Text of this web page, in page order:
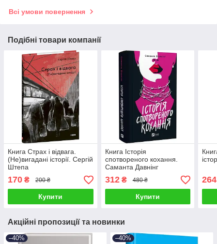
Всі умови повернення
Подібні товари компанії
Книга Страх і відвага.
(Не)вигадані історії. Сергій
Штепа
170 ₴ 200 ₴
Купити
Книга Історія
спотвореного кохання.
Саманта Давнінг
312₴ 480 ₴
Купити
264
Акційні пропозиції та новинки
–40% –40%